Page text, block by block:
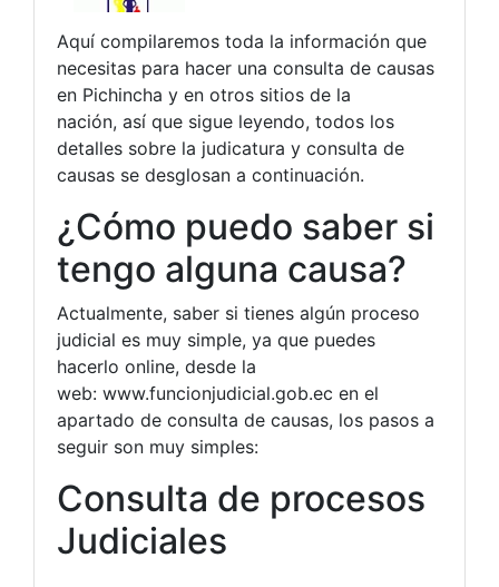
Aquí compilaremos toda la información que
necesitas para hacer una consulta de causas
en Pichincha y en otros sitios de la
nación, así que sigue leyendo, todos los
detalles sobre la judicatura y consulta de
causas se desglosan a continuación.
¿Cómo puedo saber si
tengo alguna causa?
Actualmente, saber si tienes algún proceso
judicial es muy simple, ya que puedes
hacerlo online, desde la
web: www.funcionjudicial.gob.ec en el
apartado de consulta de causas, los pasos a
seguir son muy simples:
Consulta de procesos
Judiciales